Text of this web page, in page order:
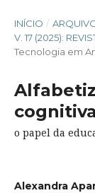
INÍCIO /
V. 17 (2025):
Tecnologia em
cognitiva
o papel da
Alexandra